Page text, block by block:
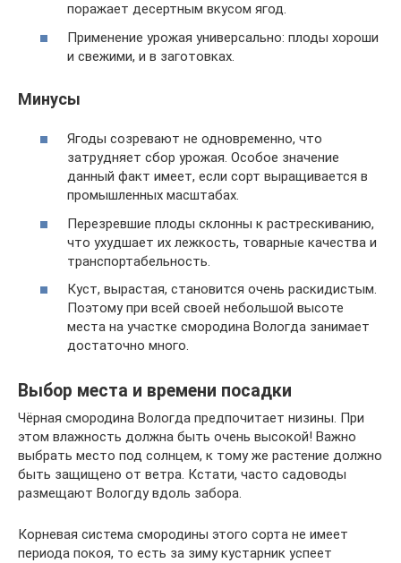
поражает десертным вкусом ягод.
Применение урожая универсально: плоды хороши
и свежими, и в заготовках.
Минусы
Ягоды созревают не одновременно, что
затрудняет сбор урожая. Особое значение
данный факт имеет, если сорт выращивается в
промышленных масштабах.
Перезревшие плоды склонны к растрескиванию,
что ухудшает их лежкость, товарные качества и
транспортабельность.
Куст, вырастая, становится очень раскидистым.
Поэтому при всей своей небольшой высоте
места на участке смородина Вологда занимает
достаточно много.
Выбор места и времени посадки
Чёрная смородина Вологда предпочитает низины. При
этом влажность должна быть очень высокой! Важно
выбрать место под солнцем, к тому же растение должно
быть защищено от ветра. Кстати, часто садоводы
размещают Вологду вдоль забора.
Корневая система смородины этого сорта не имеет
периода покоя, то есть за зиму кустарник успеет